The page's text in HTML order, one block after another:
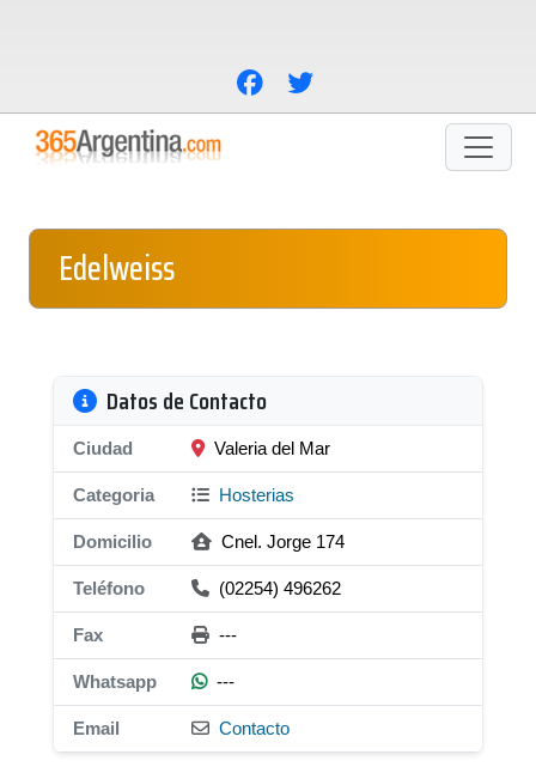
Edelweiss
Datos de Contacto
Ciudad Valeria del Mar
Categoria Hosterias
Domicilio Cnel. Jorge 174
Teléfono (02254) 496262
Fax ---
Whatsapp ---
Email Contacto